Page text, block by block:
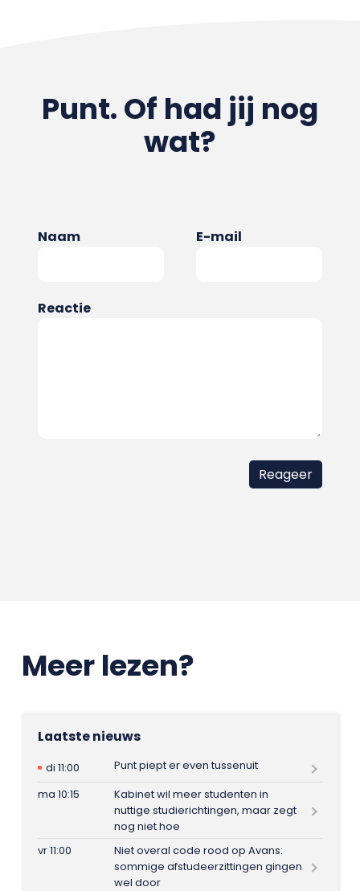
Punt. Of had jij nog
wat?
Naam E-mail
Reactie
Meer lezen?
Laatste nieuws
di 11:00
Punt piept er even tussenuit
ma 10:15
Kabinet wil meer studenten in
nuttige studierichtingen, maar zegt
nog niet hoe
vr 11:00
Niet overal code rood op Avans:
sommige afstudeerzittingen gingen
wel door